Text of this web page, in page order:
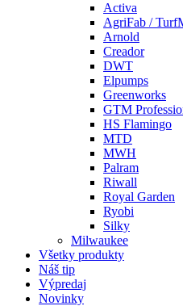
Activa
AgriFab /
Arnold
Creador
DWT
Elpumps
Greenworks
GTM
HS Flamingo
MTD
MWH
Palram
Riwall
Royal Garden
Ryobi
Silky
Milwaukee
Všetky produkty
Náš tip
Výpredaj
Novinky